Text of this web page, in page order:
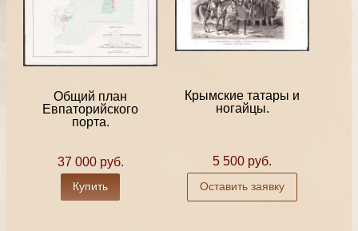
Общий план
Евпаторийского
порта.
37 000 руб.
Купить
Крымские татары и
ногайцы.
5 500 руб.
Оставить заявку